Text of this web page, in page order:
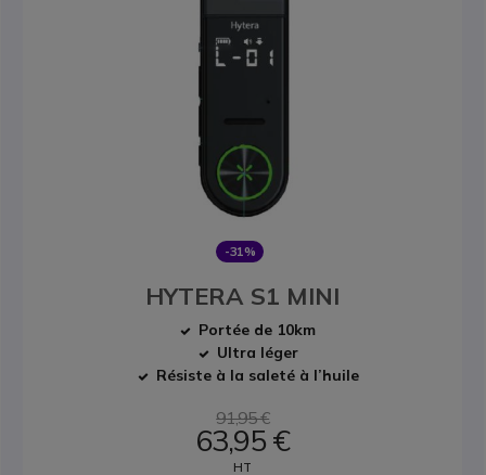
-31%
HYTERA S1 MINI
Portée de 10km
Ultra léger
Résiste à la saleté à l’huile
91,95 €
63,95 €
HT